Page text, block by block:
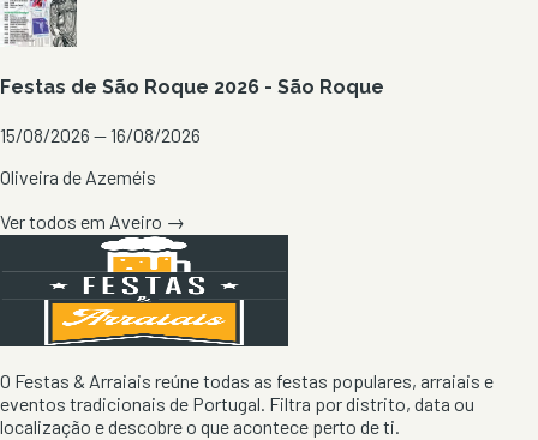
Festas de São Roque 2026 - São Roque
15/08/2026 — 16/08/2026
Oliveira de Azeméis
Ver todos em Aveiro →
O Festas & Arraiais reúne todas as festas populares, arraiais e
eventos tradicionais de Portugal. Filtra por distrito, data ou
localização e descobre o que acontece perto de ti.